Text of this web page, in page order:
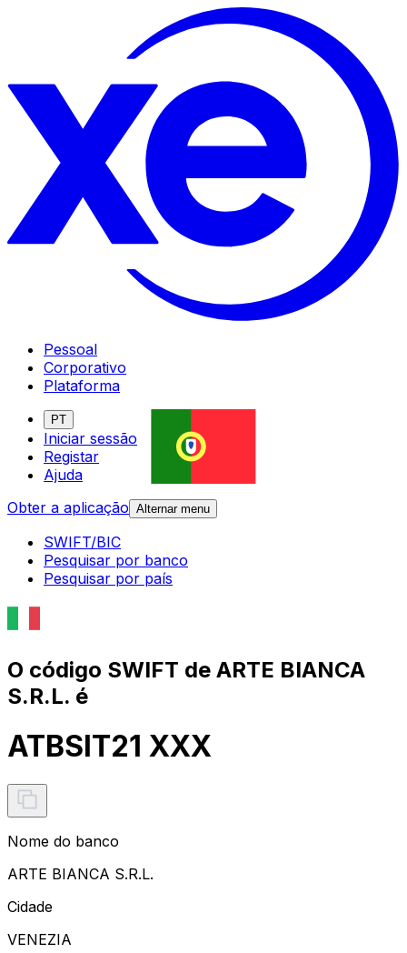
Pessoal
Corporativo
Plataforma
PT
Iniciar sessão
Registar
Ajuda
Obter a aplicação Alternar menu
SWIFT/BIC
Pesquisar por banco
Pesquisar por país
O código SWIFT de ARTE BIANCA
S.R.L. é
ATBSIT21 XXX
Nome do banco
ARTE BIANCA S.R.L.
Cidade
VENEZIA